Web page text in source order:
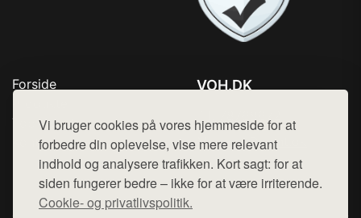
Vi bruger cookies på vores hjemmeside for at
forbedre din oplevelse, vise mere relevant
indhold og analysere trafikken. Kort sagt: for at
siden fungerer bedre – ikke for at være irriterende.
Cookie- og privatlivspolitik.
Forside
Top Rabatter
Kontakt
VOH.DK
Mail: hej@want.dk
Cookie- og privatlivspolitik